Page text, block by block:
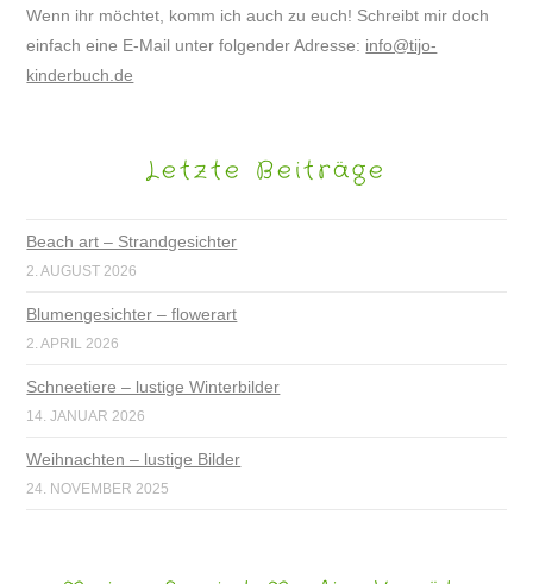
Wenn ihr möchtet, komm ich auch zu euch! Schreibt mir doch
einfach eine E-Mail unter folgender Adresse: info@tijo-
kinderbuch.de
Letzte Beiträge
Beach art – Strandgesichter
2. AUGUST 2026
Blumengesichter – flowerart
2. APRIL 2026
Schneetiere – lustige Winterbilder
14. JANUAR 2026
Weihnachten – lustige Bilder
24. NOVEMBER 2025